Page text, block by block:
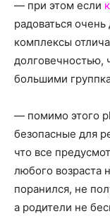
— при этом если
радоваться
комплексы
долговечностью,
большими
— помимо этого
безопасные для
что все
любого возраста
поранился, не
а родители не